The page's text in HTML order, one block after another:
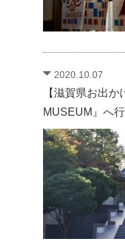
2020.10.07
【滋賀県お出
MUSEUM』へ